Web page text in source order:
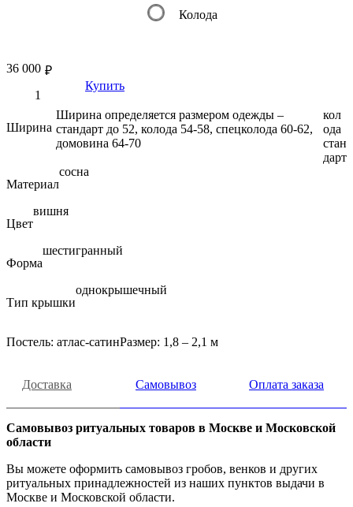
Колода
₽
36 000
Купить
Ширина
Ширина определяется размером одежды –
стандарт до 52, колода 54-58, спецколода 60-62,
домовина 64-70
кол
ода
стан
дарт
Материал
сосна
Цвет
вишня
Форма
шестигранный
Тип крышки
однокрышечный
Постель: атлас-сатинРазмер: 1,8 – 2,1 м
Доставка Самовывоз Оплата заказа
Самовывоз ритуальных товаров в Москве и Московской
области
Вы можете оформить самовывоз гробов, венков и других
ритуальных принадлежностей из наших пунктов выдачи в
Москве и Московской области.